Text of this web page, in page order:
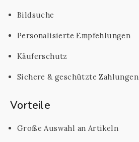
Bildsuche
Personalisierte Empfehlungen
Käuferschutz
Sichere & geschützte Zahlungen
Vorteile
Große Auswahl an Artikeln